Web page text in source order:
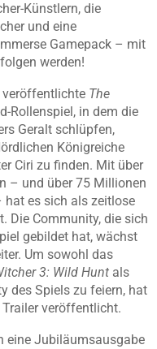
Künstlern, die
und eine
Gamepack – mit
werden!
veröffentlichte The
Rollenspiel, in dem die
Geralt schlüpfen,
Königreiche
Ciri zu finden. Mit über
– und über 75 Millionen
hat es sich als zeitlose
Die Community, die sich
gebildet hat, wächst
Um sowohl das
3: Wild Hunt als
des Spiels zu feiern, hat
Trailer veröffentlicht.
eine Jubiläumsausgabe